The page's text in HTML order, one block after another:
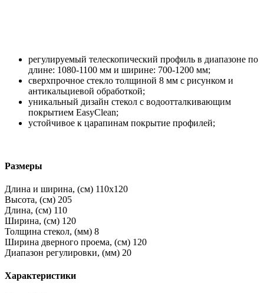
регулируемый телескопический профиль в диапазоне по
длине: 1080-1100 мм и ширине: 700-1200 мм;
сверхпрочное стекло толщиной 8 мм с рисунком и
антикальциевой обработкой;
уникальный дизайн стекол с водоотталкивающим
покрытием EasyClean;
устойчивое к царапинам покрытие профилей;
Размеры
Длина и ширина, (см) 110x120
Высота, (см) 205
Длина, (см) 110
Ширина, (см) 120
Толщина стекол, (мм) 8
Ширина дверного проема, (см) 120
Диапазон регулировки, (мм) 20
Характеристики